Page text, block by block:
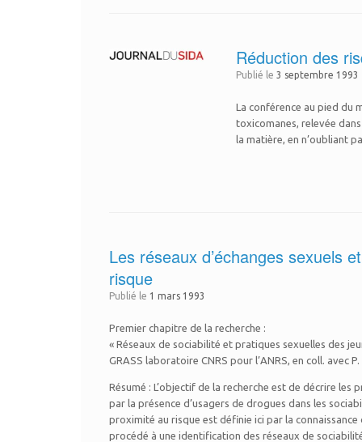
Réduction des
Publié le3 septembre 1993
La conférence au pied du
toxicomanes, relevée
la matière, en n’oubliant
Les réseaux d’échanges sexuels
risque
Publié le 1 mars 1993
Premier chapitre de la recherche :
« Réseaux de sociabilité et pratiques sexuelles des
GRASS laboratoire CNRS pour l’ANRS, en coll. avec P.
Résumé : L’objectif de la recherche est de décrire
par la présence d’usagers de drogues dans les
proximité au risque est définie ici par la
procédé à une identification des réseaux de